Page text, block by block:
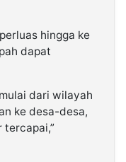
hingga ke
dapat
dari wilayah
ke desa-desa,